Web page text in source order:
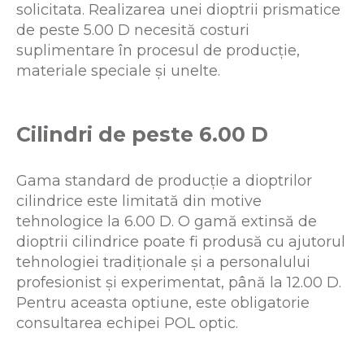
solicitata. Realizarea unei dioptrii prismatice
de peste 5.00 D necesită costuri
suplimentare în procesul de producție,
materiale speciale și unelte.
Cilindri de peste 6.00 D
Gama standard de producție a dioptrilor
cilindrice este limitată din motive
tehnologice la 6.00 D. O gamă extinsă de
dioptrii cilindrice poate fi produsă cu ajutorul
tehnologiei tradiționale și a personalului
profesionist și experimentat, până la 12.00 D.
Pentru aceasta optiune, este obligatorie
consultarea echipei POL optic.